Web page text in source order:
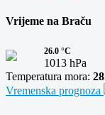
Vrijeme na Braču
26.0 °C
1013 hPa
Temperatura mora:
Vremenska prognoza